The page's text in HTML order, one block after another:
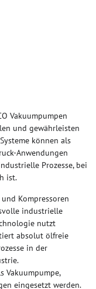
Vakuumpumpen
und gewährleisten
können als
Anwendungen
Prozesse, bei
ist.
und Kompressoren
industrielle
nutzt
absolut ölfreie
in der
Vakuumpumpe,
eingesetzt werden.